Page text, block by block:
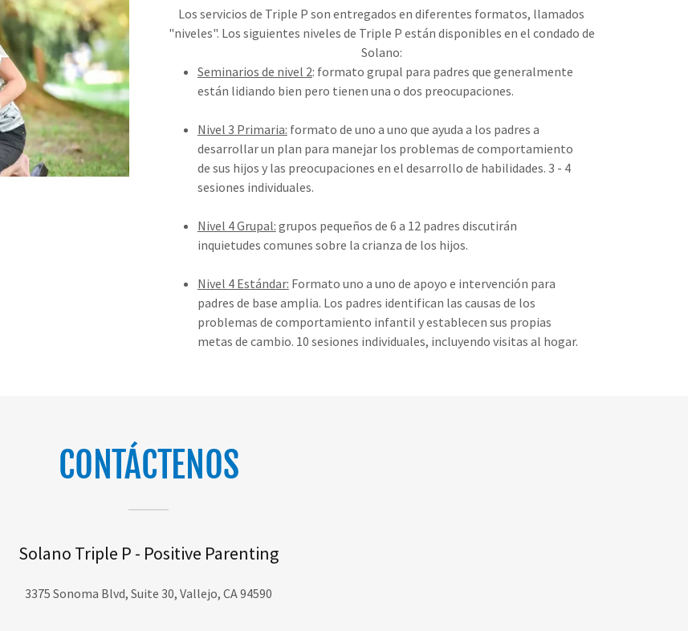
Los servicios de Triple P son entregados en diferentes formatos, llamados
"niveles". Los siguientes niveles de Triple P están disponibles en el condado de
Solano:
Seminarios de nivel 2: formato grupal para padres que generalmente
están lidiando bien pero tienen una o dos preocupaciones.
Nivel 3 Primaria: formato de uno a uno que ayuda a los padres a
desarrollar un plan para manejar los problemas de comportamiento
de sus hijos y las preocupaciones en el desarrollo de habilidades. 3 - 4
sesiones individuales.
Nivel 4 Grupal: grupos pequeños de 6 a 12 padres discutirán
inquietudes comunes sobre la crianza de los hijos.
Nivel 4 Estándar: Formato uno a uno de apoyo e intervención para
padres de base amplia. Los padres identifican las causas de los
problemas de comportamiento infantil y establecen sus propias
metas de cambio. 10 sesiones individuales, incluyendo visitas al hogar.
CONTÁCTENOS
Solano Triple P - Positive Parenting
3375 Sonoma Blvd, Suite 30, Vallejo, CA 94590